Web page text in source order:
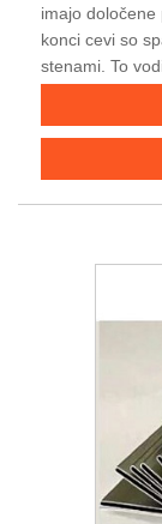
imajo
konci cevi so
stenami. To